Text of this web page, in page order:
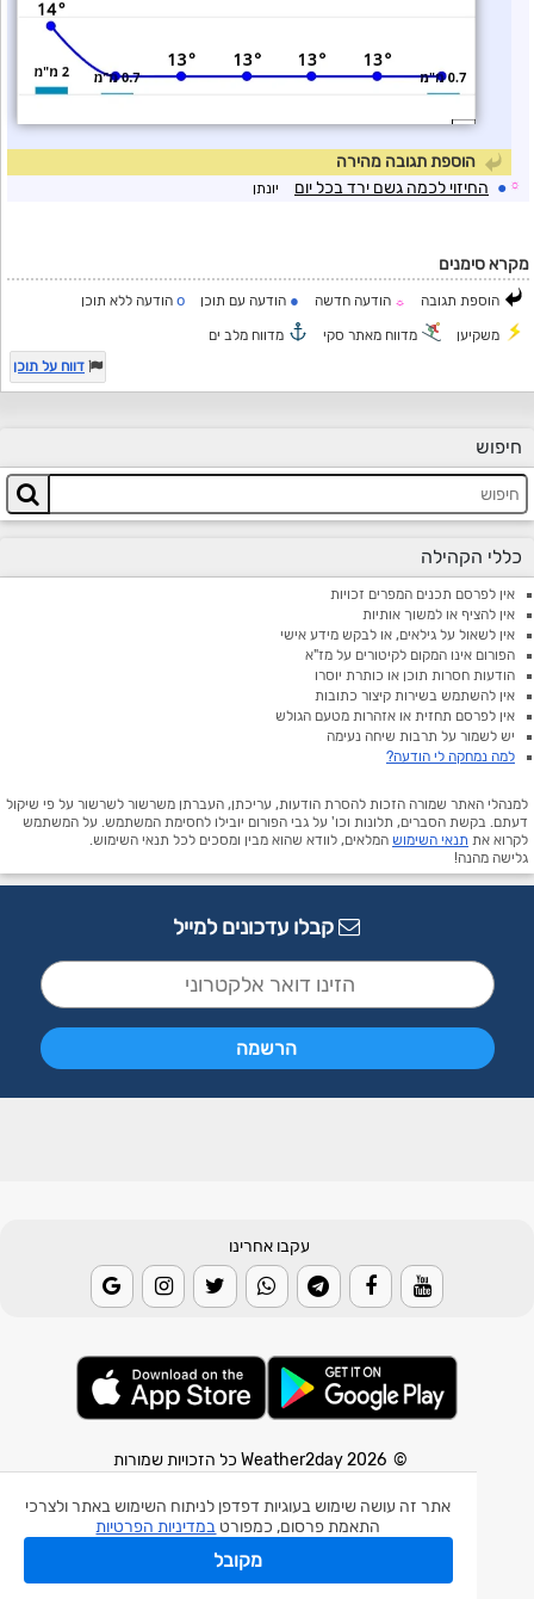
אתר זה עושה שימוש בעוגיות דפדפן לניתוח השימוש באתר ולצרכי
התאמת פרסום, כמפורט במדיניות הפרטיות
מקובל
הוספת תגובה מהירה
☼
● החיזוי לכמה גשם ירד בכל יום יונתן
מקרא סימנים
הוספת תגובה ☼ הודעה חדשה ● הודעה עם תוכן o הודעה ללא תוכן
משקיען מדווח מאתר סקי
מדווח מלב ים
דווח על תוכן
חיפוש
כללי הקהילה
אין לפרסם תכנים המפרים זכויות
אין להציף או למשוך אותיות
אין לשאול על גילאים, או לבקש מידע אישי
הפורום אינו המקום לקיטורים על מז"א
הודעות חסרות תוכן או כותרת יוסרו
אין להשתמש בשירות קיצור כתובות
אין לפרסם תחזית או אזהרות מטעם הגולש
יש לשמור על תרבות שיחה נעימה
למה נמחקה לי הודעה?
למנהלי האתר שמורה הזכות להסרת הודעות, עריכתן, העברתן משרשור לשרשור על פי שיקול
דעתם. בקשת הסברים, תלונות וכו' על גבי הפורום יובילו לחסימת המשתמש. על המשתמש
לקרוא את תנאי השימוש המלאים, לוודא שהוא מבין ומסכים לכל תנאי השימוש.
גלישה מהנה!
קבלו עדכונים למייל
עקבו אחרינו
© 2026 Weather2day כל הזכויות שמורות
אפליקצית מזג אוויר
אפליקצית רעידת אדמה
אפליקצית מכ"ם גשם